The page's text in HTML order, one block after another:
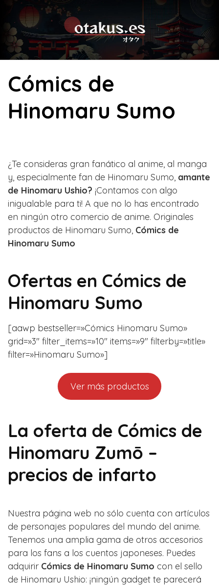
content
Cómics de
Hinomaru Sumo
¿Te consideras gran fanático al anime, al manga
y, especialmente fan de Hinomaru Sumo, amante
de Hinomaru Ushio? ¡Contamos con algo
inigualable para ti! A que no lo has encontrado
en ningún otro comercio de anime. Originales
productos de Hinomaru Sumo, Cómics de
Hinomaru Sumo
Ofertas en Cómics de
Hinomaru Sumo
[aawp bestseller=»Cómics Hinomaru Sumo»
grid=»3″ filter_items=»10″ items=»9″ filterby=»title»
filter=»Hinomaru Sumo»]
Ver más productos
La oferta de Cómics de
Hinomaru Zumō –
precios de infarto
Nuestra página web no sólo cuenta con artículos
de personajes populares del mundo del anime.
Tenemos una amplia gama de otros accesorios
para los fans a los cuentos japoneses. Puedes
adquirir Cómics de Hinomaru Sumo con el sello
de Hinomaru Ushio: ¡ningún gadget te parecerá